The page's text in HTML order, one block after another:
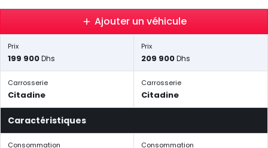
Ajouter un véhicule
Prix
199 900Dhs
Prix
209 900Dhs
Carrosserie
Citadine
Carrosserie
Citadine
Caractéristiques
Consommation Consommation